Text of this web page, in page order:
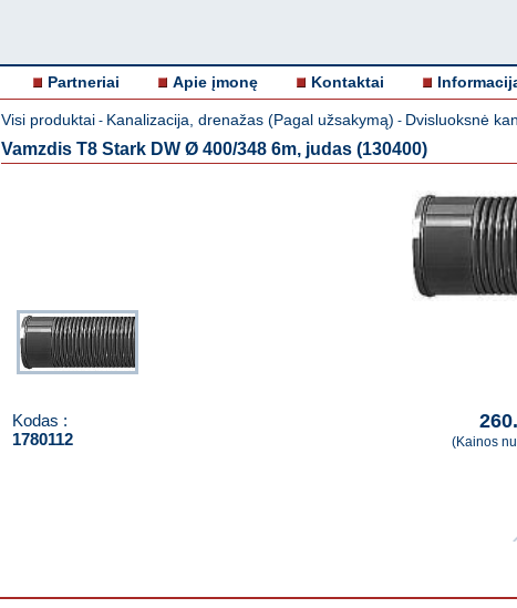
Partneriai Apie įmonę Kontaktai
Visi produktai - Kanalizacija, drenažas (Pagal užsakymą) - Dvisluoksnė
Vamzdis T8 Stark DW Ø 400/348 6m, judas (130400)
Kodas :
1780112
(Kainos